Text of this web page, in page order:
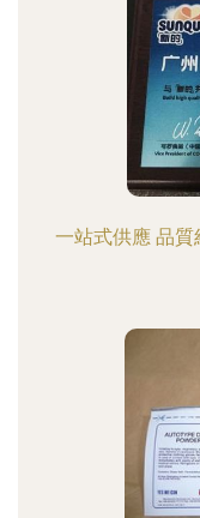
一站式供應 品